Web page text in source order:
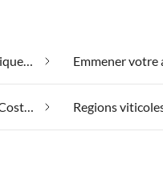
Convient aux personnes allergiques dans Costa Rei
Hébergement de groupe dans Costa Rei Regions